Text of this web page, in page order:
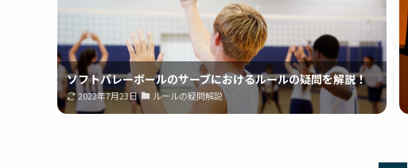
ソフトバレーボールのサーブにおけるルールの疑問を解説！
2022年7月23日 ルールの疑問解説